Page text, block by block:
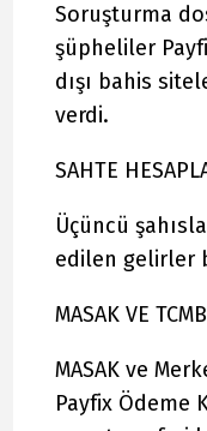
Soruşturma
şüpheliler
dışı bahis
verdi.
SAHTE
Üçüncü
edilen gelirler
MASAK VE
MASAK ve
Payfix Ödeme